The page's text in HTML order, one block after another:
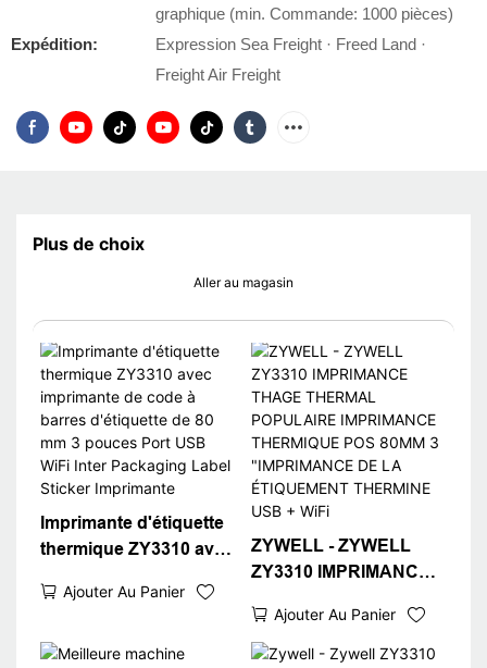
graphique (min. Commande: 1000 pièces)
Expédition:
Expression Sea Freight · Freed Land ·
Freight Air Freight
Plus de choix
Aller au magasin
Imprimante d'étiquette
thermique ZY3310 avec
barres d'étiquette de 80
WiFi Inter Packaging
Ajouter Au Panier
ZYWELL - ZYWELL
ZY3310 IMPRIMANCE
POPULAIRE
IMPRIMANCE
Ajouter Au Panier